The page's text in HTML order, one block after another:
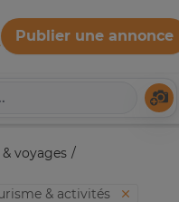
Publier une annonce
voyages
& activités